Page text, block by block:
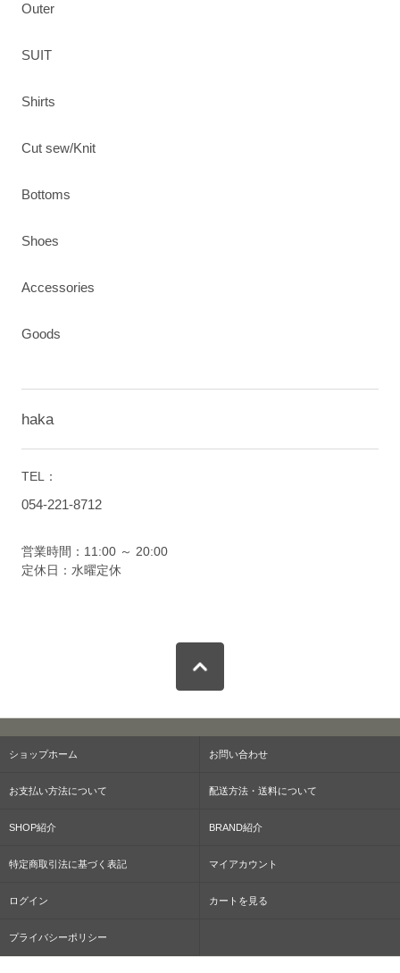
Outer
SUIT
Shirts
Cut sew/Knit
Bottoms
Shoes
Accessories
Goods
haka
TEL：
054-221-8712
営業時間：11:00 ～ 20:00
定休日：水曜定休
ショップホーム お問い合わせ
お支払い方法について 配送方法・送料について
SHOP紹介 BRAND紹介
特定商取引法に基づく表記 マイアカウント
ログイン カートを見る
プライバシーポリシー